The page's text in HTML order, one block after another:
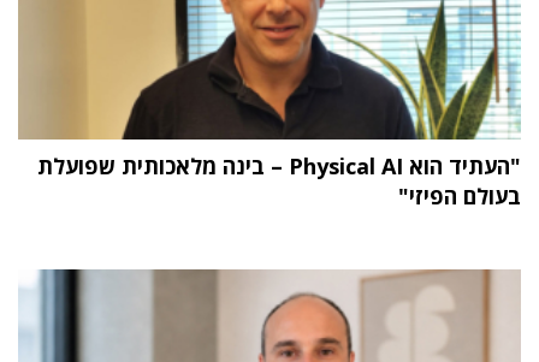
"העתיד הוא Physical AI – בינה מלאכותית שפועלת
בעולם הפיזי"